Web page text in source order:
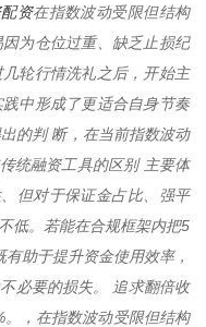
资在指数波动受限但结构
为仓位过重、缺乏止损纪
轮行情洗礼之后，开始主
中形成了更适合自身节奏
的判 断，在当前指数波动
统融资工具的区别 主要体
但对于保证金占比、强平
低。若能在合规框架内把5
助于提升资金使用效率，
必要的损失。 追求翻倍收
，在指数波动受限但结构